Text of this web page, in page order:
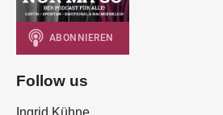
Follow us